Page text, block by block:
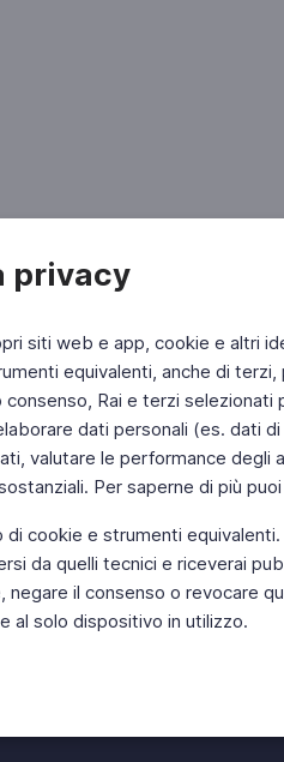
privacy
siti web e app, cookie e altri
equivalenti, anche di
Rai e terzi
dati personali (es. dati
valutare le performance
Per saperne di più
di cookie e strumenti
da quelli tecnici e riceverai
il consenso o revocare
al solo dispositivo in utilizzo.
Instagram